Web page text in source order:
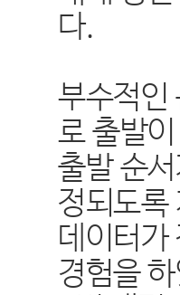
다.
부수적인
로 출발
출발 순
정되도록
데이터가
경험을